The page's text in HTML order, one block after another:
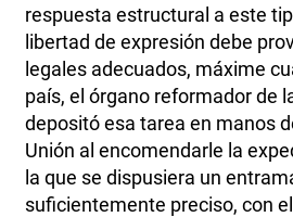
respuesta estructural a este
libertad de expresión debe
legales adecuados, máxime
país, el órgano reformador de
depositó esa tarea en manos
Unión al encomendarle la
la que se dispusiera un
suficientemente preciso, con